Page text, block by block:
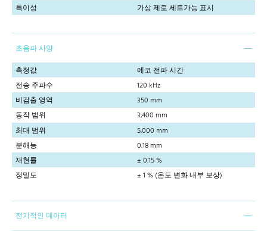
특이성
가상 제로 세트가능 표시
초음파 사양
측정값
에코 전파 시간
전송 주파수
120 kHz
비검출 영역
350 mm
동작 범위
3,400 mm
최대 범위
5,000 mm
분해능
0.18 mm
재현률
± 0.15 %
정밀도
± 1 % (온도 변화 내부 보상)
전기적인 데이터